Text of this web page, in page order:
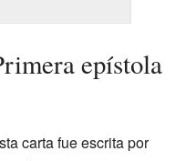
epístola
carta fue escrita por